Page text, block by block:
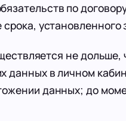
по
срока,
не дольше,
данных в личном
данных; до